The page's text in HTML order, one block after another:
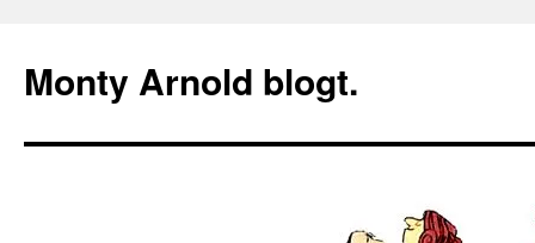
springen
Monty Arnold blogt.